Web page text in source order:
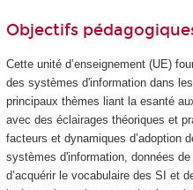
Objectifs
Cette unité d’enseignement (UE)
des systèmes d'information dans
principaux thèmes liant la esanté
avec des éclairages théoriques et
facteurs et dynamiques d’adoption
systèmes d'information, données
d’acquérir le vocabulaire des SI et